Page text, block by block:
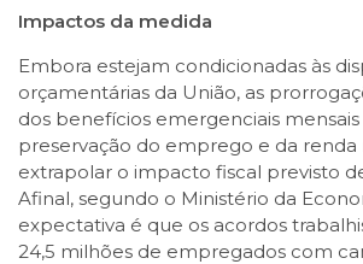
Impactos da medida
Embora estejam condicionadas às
orçamentárias da União, as
dos benefícios emergenciais
preservação do emprego e da renda
extrapolar o impacto fiscal previsto
Afinal, segundo o Ministério da
expectativa é que os acordos
24,5 milhões de empregados com